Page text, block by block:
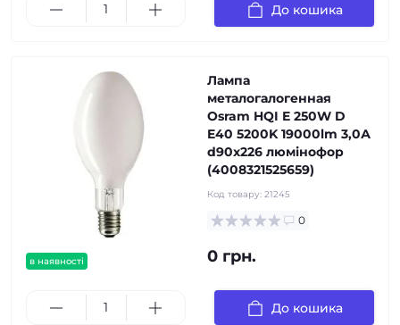
До кошика
в наявності
Лампа
металогалогенная
Osram HQI E 250W D
E40 5200K 19000lm 3,0А
d90x226 люмінофор
(4008321525659)
Код товару: 21245
0
0 грн.
До кошика